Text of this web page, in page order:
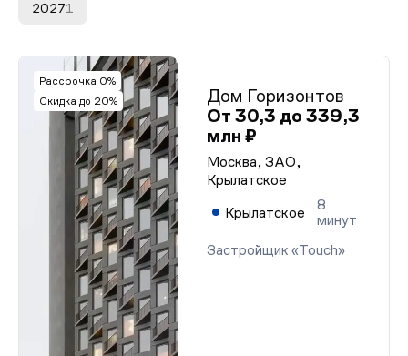
20271
Рассрочка 0%
Скидка до 20%
Дом Горизонтов
От 30,3 до 339,3
млн ₽
Москва, ЗАО,
Крылатское
Крылатское
8
минут
Застройщик «Touch»